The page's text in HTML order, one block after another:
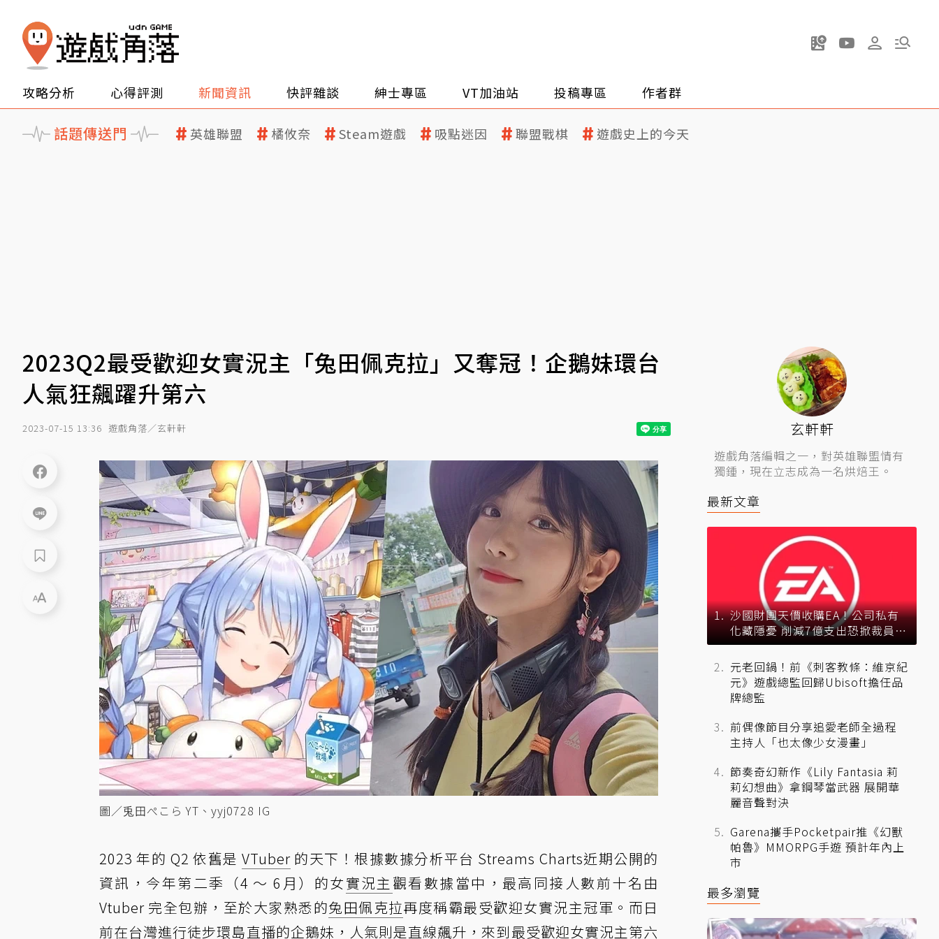
攻略分析 心得評測 新聞資訊 快評雜談 紳士專區 VT加油站 投稿專區 作者群
話題傳送門 英雄聯盟 橘攸奈 Steam遊戲 吸點迷因 聯盟戰棋 遊戲史上的今天
2023Q2最受歡迎女實況主「兔田佩克拉」又奪冠！企鵝妹環台
人氣狂飆躍升第六
2023-07-15 13:36 遊戲角落／玄軒軒
圖／兎田ぺこら YT、yyj0728 IG
2023 年的 Q2 依舊是VTuber 的天下！根據數據分析平台 Streams Charts近期公開的
資訊 ，今年第二季（4 ～ 6月）的女實況主 觀看數據當中，最高同接人數前十名由
Vtuber 完全包辦，至於大家熟悉的兔田佩克拉再度稱霸最受歡迎女實況主冠軍。而日
前在台灣進行徒步環島直播的企鵝妹，人氣則是直線飆升，來到最受歡迎女實況主第六
玄軒軒
遊戲角落編輯之一，對英雄聯盟情有
獨鍾，現在立志成為一名烘焙王。
最新文章
沙國財團天價收購EA！公司私有
化藏隱憂 削減7億支出恐掀裁員風
暴？
元老回鍋！前《刺客教條：維京紀
元》遊戲總監回歸Ubisoft擔任品
牌總監
前偶像節目分享追愛老師全過程
主持人「也太像少女漫畫」
節奏奇幻新作《Lily Fantasia 莉
莉幻想曲》拿鋼琴當武器 展開華
麗音聲對決
Garena攜手Pocketpair推《幻獸
帕魯》MMORPG手遊 預計年內上
市
最多瀏覽